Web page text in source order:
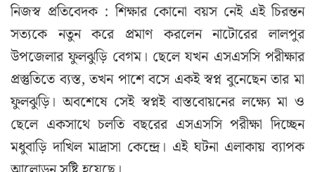
নিজস্ব প্রতিবেদক : শিক্ষার কোনো বয়স নেই এই চিরন্তন
সত্যকে নতুন করে প্রমাণ করলেন নাটোরের লালপুর
উপজেলার ফুলঝুড়ি বেগম। ছেলে যখন এসএসসি পরীক্ষার
প্রস্তুতিতে ব্যস্ত, তখন পাশে বসে একই স্বপ্ন বুনেছেন তার মা
ফুলঝুড়ি। অবশেষে সেই স্বপ্নই বাস্তবোয়নের লক্ষ্যে মা ও
ছেলে একসাথে চলতি বছরের এসএসসি পরীক্ষা দিচ্ছেন
মধুবাড়ি দাখিল মাদ্রাসা কেন্দ্রে। এই ঘটনা এলাকায় ব্যাপক